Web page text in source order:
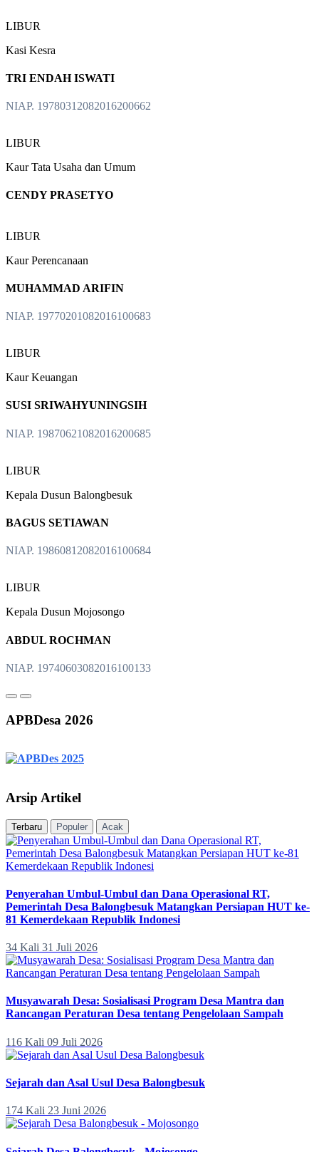
LIBUR
Kasi Kesra
TRI ENDAH ISWATI
NIAP. 19780312082016200662
LIBUR
Kaur Tata Usaha dan Umum
CENDY PRASETYO
LIBUR
Kaur Perencanaan
MUHAMMAD ARIFIN
NIAP. 19770201082016100683
LIBUR
Kaur Keuangan
SUSI SRIWAHYUNINGSIH
NIAP. 19870621082016200685
LIBUR
Kepala Dusun Balongbesuk
BAGUS SETIAWAN
NIAP. 19860812082016100684
LIBUR
Kepala Dusun Mojosongo
ABDUL ROCHMAN
NIAP. 19740603082016100133
APBDesa 2026
Arsip Artikel
Terbaru Populer Acak
Penyerahan Umbul-Umbul dan Dana Operasional RT,
Pemerintah Desa Balongbesuk Matangkan Persiapan HUT ke-
81 Kemerdekaan Republik Indonesi
34 Kali 31 Juli 2026
Musyawarah Desa: Sosialisasi Program Desa Mantra dan
Rancangan Peraturan Desa tentang Pengelolaan Sampah
116 Kali 09 Juli 2026
Sejarah dan Asal Usul Desa Balongbesuk
174 Kali 23 Juni 2026